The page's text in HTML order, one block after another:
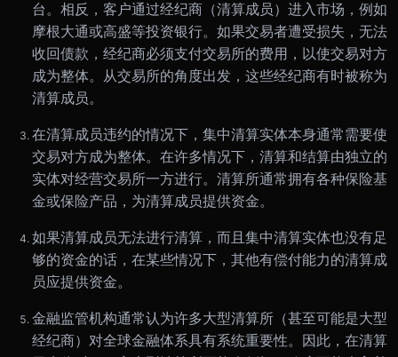
台。相反，客户通过经纪商（清算成员）进入市场，例如
摩根大通或高盛等投资银行。如果交易者遭受损失，无法
收回债款，经纪商必须支付交易所的费用，以使交易对方
成为整体。从交易所的角度出发，这些经纪商有时被称为
清算成员。
在清算成员违约的情况下，集中清算实体本身通常需要使
交易对方成为整体。在许多情况下，清算和结算由独立的
实体对经营交易所一方进行。清算所通常拥有各种保险基
金或保险产品，为清算成员提供资金。
如果清算成员无法进行清算，而且集中清算实体也没有足
够的资金的话，在某些情况下，其他有偿付能力的清算成
员应提供资金。
金融监管机构通常认为许多大型清算所（甚至可能是大型
经纪商）对全球金融体系具有系统重要性。因此，在清算